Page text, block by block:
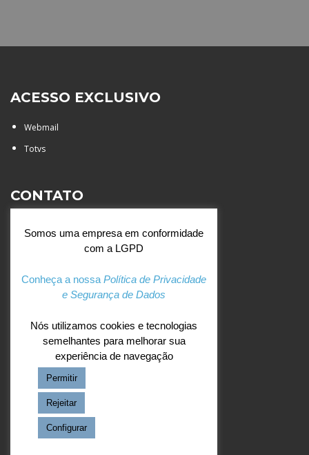
ACESSO EXCLUSIVO
Webmail
Totvs
CONTATO
Santa Catarina - São José do
Rio Preto (SP)
+55 (17) 3354 7000
agostiniano@csj.g12.br
REDES SOCIAIS
Facebook
Instagram
Somos uma empresa em conformidade
com a LGPD
Conheça a nossa Política de Privacidade
e Segurança de Dados
Nós utilizamos cookies e tecnologias
semelhantes para melhorar sua
experiência de navegação
Permitir
Rejeitar
Configurar